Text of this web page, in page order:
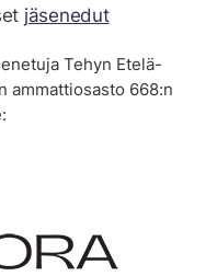
jäsenedut
Tehyn Etelä-
ammattiosasto 668:n